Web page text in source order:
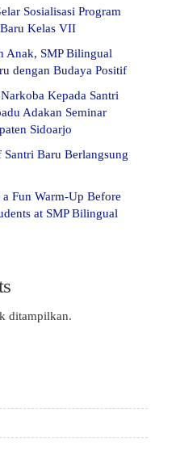
Sosialisasi Program
Kelas VII
Anak, SMP Bilingual
dengan Budaya Positif
Kepada Santri
Adakan Seminar
Sidoarjo
Santri Baru Berlangsung
Fun Warm-Up Before
at SMP Bilingual
ditampilkan.